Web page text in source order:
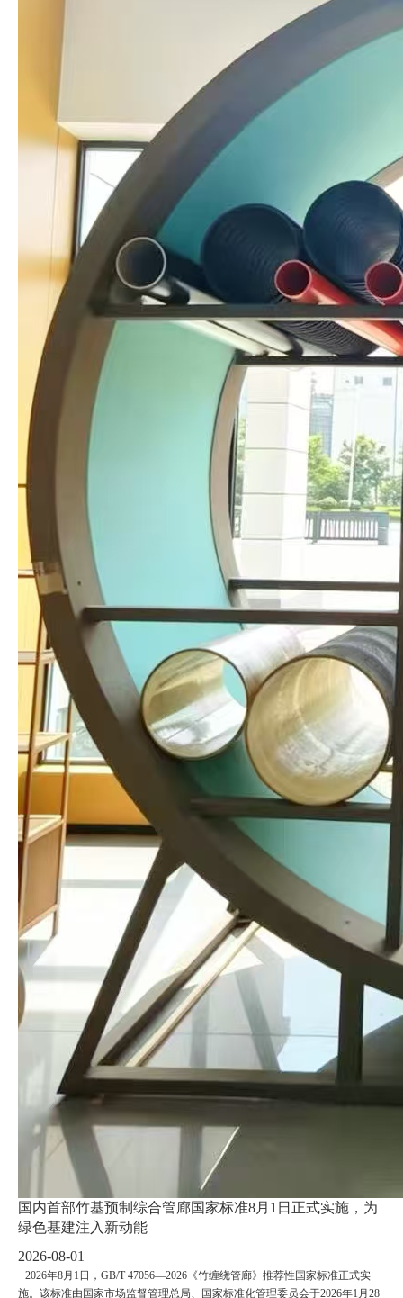
国内首部竹基预制综合管廊国家标准8月1日正式实施，为
绿色基建注入新动能
2026-08-01
2026年8月1日，GB/T 47056—2026《竹缠绕管廊》推荐性国家标准正式实
施。该标准由国家市场监督管理总局、国家标准化管理委员会于2026年1月28